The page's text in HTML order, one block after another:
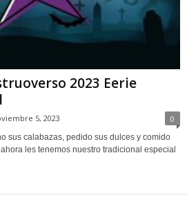
2023 Eerie
5, 2023 0
sus calabazas, pedido sus dulces y comido
les tenemos nuestro tradicional especial